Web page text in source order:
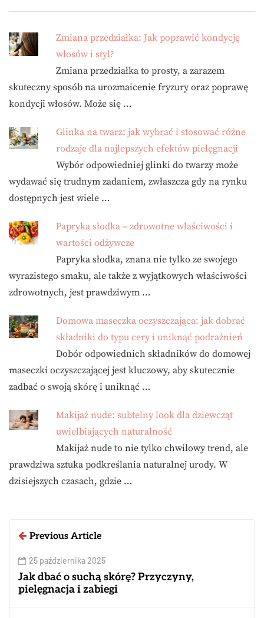
Zmiana przedziałka: Jak poprawić kondycję
włosów i styl?
Zmiana przedziałka to prosty, a zarazem
skuteczny sposób na urozmaicenie fryzury oraz poprawę
kondycji włosów. Może się …
Glinka na twarz: jak wybrać i stosować różne
rodzaje dla najlepszych efektów pielęgnacji
Wybór odpowiedniej glinki do twarzy może
wydawać się trudnym zadaniem, zwłaszcza gdy na rynku
dostępnych jest wiele …
Papryka słodka – zdrowotne właściwości i
wartości odżywcze
Papryka słodka, znana nie tylko ze swojego
wyrazistego smaku, ale także z wyjątkowych właściwości
zdrowotnych, jest prawdziwym …
Domowa maseczka oczyszczająca: jak dobrać
składniki do typu cery i uniknąć podrażnień
Dobór odpowiednich składników do domowej
maseczki oczyszczającej jest kluczowy, aby skutecznie
zadbać o swoją skórę i uniknąć …
Makijaż nude: subtelny look dla dziewcząt
uwielbiających naturalność
Makijaż nude to nie tylko chwilowy trend, ale
prawdziwa sztuka podkreślania naturalnej urody. W
dzisiejszych czasach, gdzie …
Previous Article
25 października 2025
Jak dbać o suchą skórę? Przyczyny,
pielęgnacja i zabiegi